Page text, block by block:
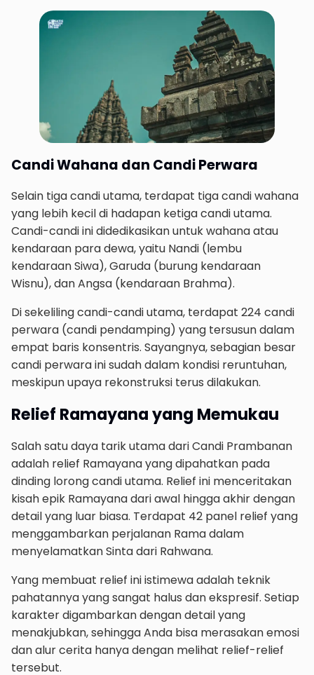
Candi Wahana dan Candi Perwara
Selain tiga candi utama, terdapat tiga candi wahana
yang lebih kecil di hadapan ketiga candi utama.
Candi-candi ini didedikasikan untuk wahana atau
kendaraan para dewa, yaitu Nandi (lembu
kendaraan Siwa), Garuda (burung kendaraan
Wisnu), dan Angsa (kendaraan Brahma).
Di sekeliling candi-candi utama, terdapat 224 candi
perwara (candi pendamping) yang tersusun dalam
empat baris konsentris. Sayangnya, sebagian besar
candi perwara ini sudah dalam kondisi reruntuhan,
meskipun upaya rekonstruksi terus dilakukan.
Relief Ramayana yang Memukau
Salah satu daya tarik utama dari Candi Prambanan
adalah relief Ramayana yang dipahatkan pada
dinding lorong candi utama. Relief ini menceritakan
kisah epik Ramayana dari awal hingga akhir dengan
detail yang luar biasa. Terdapat 42 panel relief yang
menggambarkan perjalanan Rama dalam
menyelamatkan Sinta dari Rahwana.
Yang membuat relief ini istimewa adalah teknik
pahatannya yang sangat halus dan ekspresif. Setiap
karakter digambarkan dengan detail yang
menakjubkan, sehingga Anda bisa merasakan emosi
dan alur cerita hanya dengan melihat relief-relief
tersebut.